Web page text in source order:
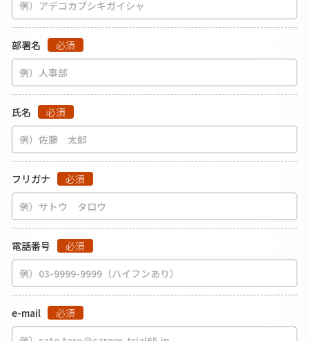
部署名 必須
氏名 必須
フリガナ 必須
電話番号 必須
e-mail 必須